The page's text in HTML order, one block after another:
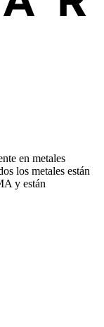
en metales
los metales están
y están